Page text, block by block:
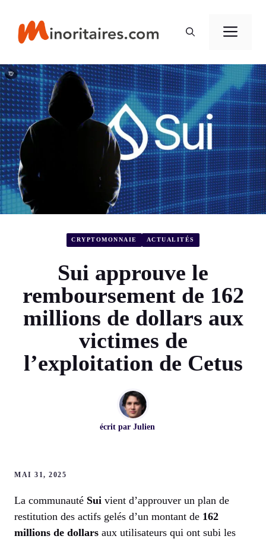
contenu
CRYPTOMONNAIE ACTUALITÉS
Sui approuve le
remboursement de 162
millions de dollars aux
victimes de
l’exploitation de Cetus
écrit par Julien
MAI 31, 2025
La communauté Sui vient d’approuver un plan de
restitution des actifs gelés d’un montant de 162
millions de dollars aux utilisateurs qui ont subi les